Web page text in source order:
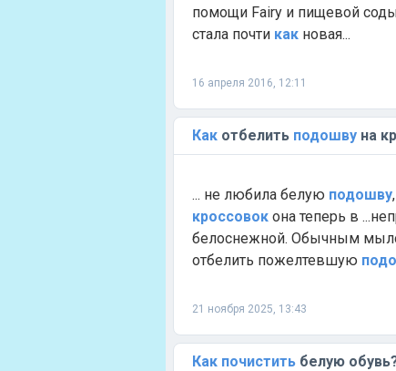
помощи Fairy и пищевой соды
стала почти как новая...
16 апреля 2016, 12:11
Как отбелить подошву на
... не любила белую подошву
кроссовок она теперь в
белоснежной. Обычным
отбелить пожелтевшую
21 ноября 2025, 13:43
Как почистить белую